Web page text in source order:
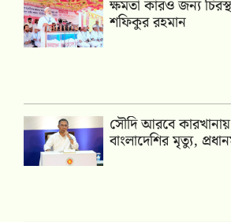
ক্ষমতা কারও জন্য
শফিকুর রহমান
সৌদি আরবে
বাংলাদেশির মৃত্যু,